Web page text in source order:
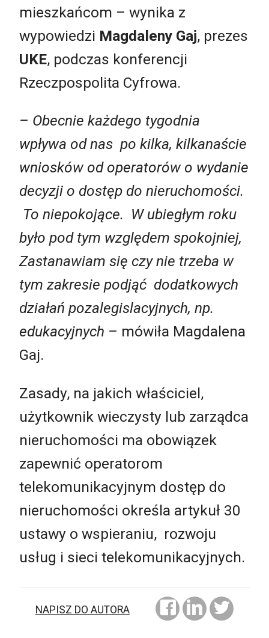
mieszkańcom – wynika z
wypowiedzi Magdaleny Gaj, prezes
UKE, podczas konferencji
Rzeczpospolita Cyfrowa.
– Obecnie każdego tygodnia
wpływa od nas po kilka, kilkanaście
wniosków od operatorów o wydanie
decyzji o dostęp do nieruchomości.
To niepokojące. W ubiegłym roku
było pod tym względem spokojniej,
Zastanawiam się czy nie trzeba w
tym zakresie podjąć dodatkowych
działań pozalegislacyjnych, np.
edukacyjnych – mówiła Magdalena
Gaj.
Zasady, na jakich właściciel,
użytkownik wieczysty lub zarządca
nieruchomości ma obowiązek
zapewnić operatorom
telekomunikacyjnym dostęp do
nieruchomości określa artykuł 30
ustawy o wspieraniu, rozwoju
usług i sieci telekomunikacyjnych.
NAPISZ DO AUTORA